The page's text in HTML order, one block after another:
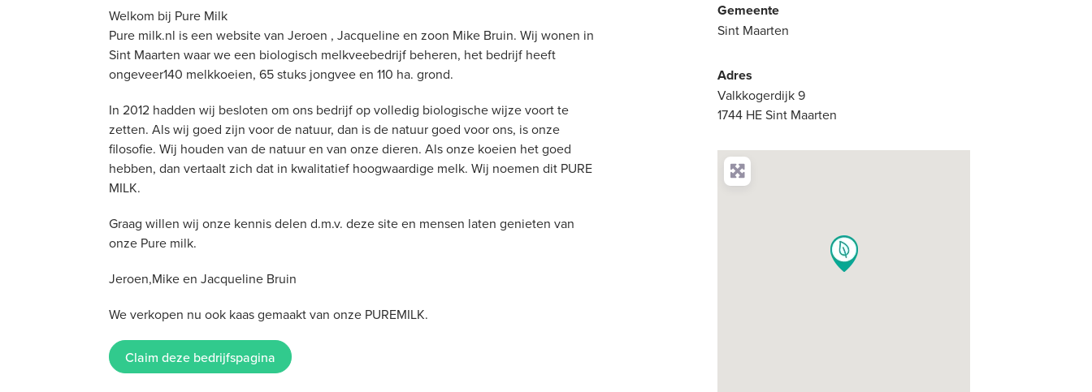
Welkom bij Pure Milk
Pure milk.nl is een website van Jeroen , Jacqueline en zoon Mike Bruin. Wij wonen in
Sint Maarten waar we een biologisch melkveebedrijf beheren, het bedrijf heeft
ongeveer140 melkkoeien, 65 stuks jongvee en 110 ha. grond.
In 2012 hadden wij besloten om ons bedrijf op volledig biologische wijze voort te
zetten. Als wij goed zijn voor de natuur, dan is de natuur goed voor ons, is onze
filosofie. Wij houden van de natuur en van onze dieren. Als onze koeien het goed
hebben, dan vertaalt zich dat in kwalitatief hoogwaardige melk. Wij noemen dit PURE
MILK.
Graag willen wij onze kennis delen d.m.v. deze site en mensen laten genieten van
onze Pure milk.
Jeroen,Mike en Jacqueline Bruin
We verkopen nu ook kaas gemaakt van onze PUREMILK.
Claim deze bedrijfspagina
Gemeente
Sint Maarten
Adres
Valkkogerdijk 9
1744 HE Sint Maarten